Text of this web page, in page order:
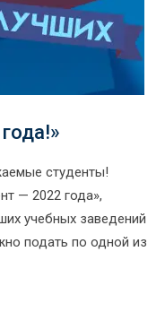
студенты!
— 2022 года»,
учебных заведений
подать по одной из
года»